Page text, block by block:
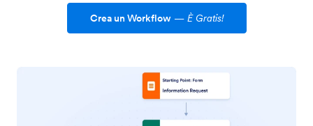
Crea un Workflow— È Gratis!